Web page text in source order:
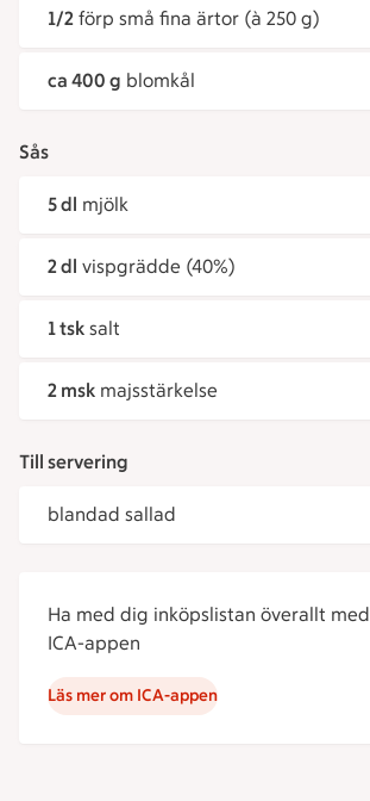
1/2 förp små fina ärtor (à 250 g)
ca 400 g blomkål
Sås
5 dl mjölk
2 dl vispgrädde (40%)
1 tsk salt
2 msk majsstärkelse
Till servering
blandad sallad
Ha med dig inköpslistan överallt med
ICA-appen
Läs mer om ICA-appen